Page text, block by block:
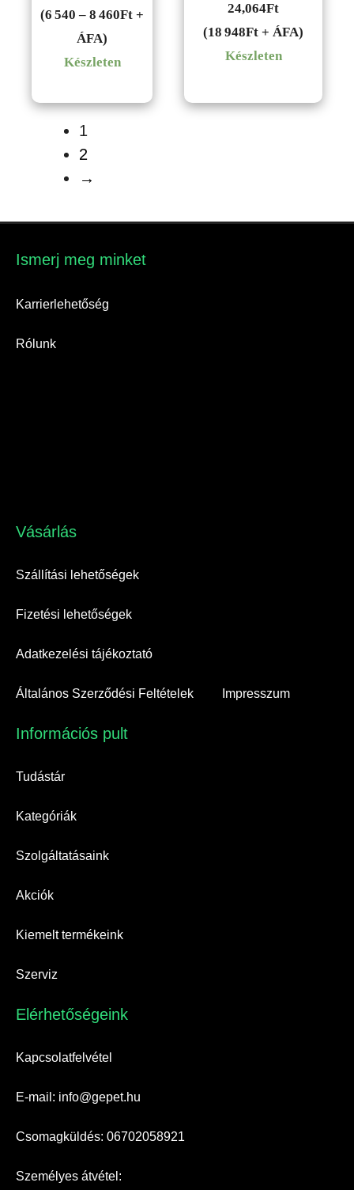
6,540Ft
(6 540 – 8 460Ft +
ÁFA)
Készleten
24,064Ft
(18 948Ft + ÁFA)
Készleten
1
2
→
Ismerj meg minket​
Karrierlehetőség
Rólunk
Vásárlás​
Szállítási lehetőségek
Fizetési lehetőségek
Adatkezelési tájékoztató
Általános Szerződési Feltételek Impresszum
Információs pult​
Tudástár
Kategóriák
Szolgáltatásaink
Akciók
Kiemelt termékeink
Szerviz
Elérhetőségeink​
Kapcsolatfelvétel
E-mail: info@gepet.hu
Csomagküldés: 06702058921
Személyes átvétel: